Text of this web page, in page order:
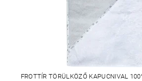
FROTTÍR TÖRÜLKÖZŐ KAPUCNIVAL